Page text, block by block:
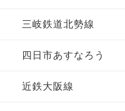
三岐鉄道北勢線
四日市あすなろう
近鉄大阪線